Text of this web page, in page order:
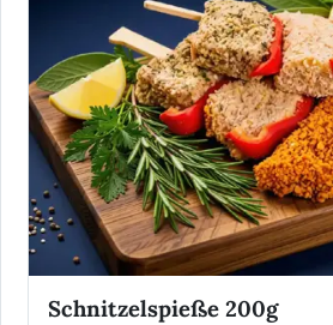
Schnitzelspieße 200g